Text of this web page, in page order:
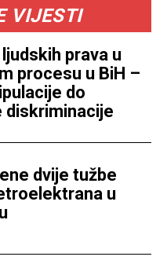
VIJESTI
prava u
procesu u BiH –
do
diskriminacije
dvije tužbe
u